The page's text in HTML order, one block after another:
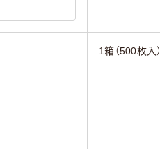
1箱（500枚入）